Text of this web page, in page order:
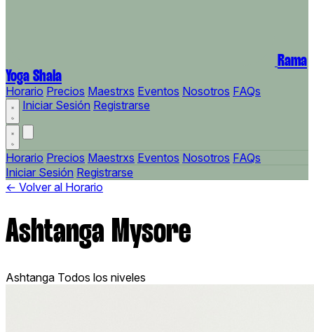
Rama
Yoga Shala
Horario Precios Maestrxs Eventos Nosotros FAQs
Iniciar Sesión Registrarse
Horario Precios Maestrxs Eventos Nosotros FAQs
Iniciar Sesión Registrarse
← Volver al Horario
Ashtanga Mysore
Ashtanga Todos los niveles